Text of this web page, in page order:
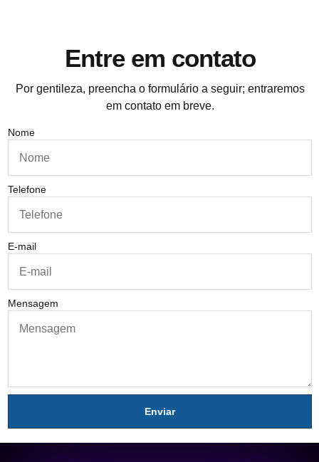
Entre em contato
Por gentileza, preencha o formulário a seguir; entraremos
em contato em breve.
Nome
Telefone
E-mail
Mensagem
Enviar